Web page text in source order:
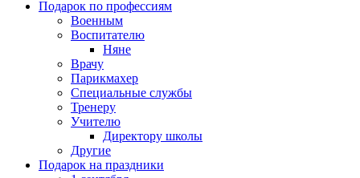
Подарок по профессиям
Военным
Воспитателю
Няне
Врачу
Парикмахер
Специальные службы
Тренеру
Учителю
Директору школы
Другие
Подарок на праздники